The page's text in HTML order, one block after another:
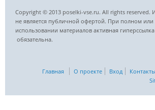
Copyright © 2013 poselki-vse.ru. All rights reserved.
не является публичной офертой. При полном или
использовании материалов активная
обязательна.
Главная О проекте Вход